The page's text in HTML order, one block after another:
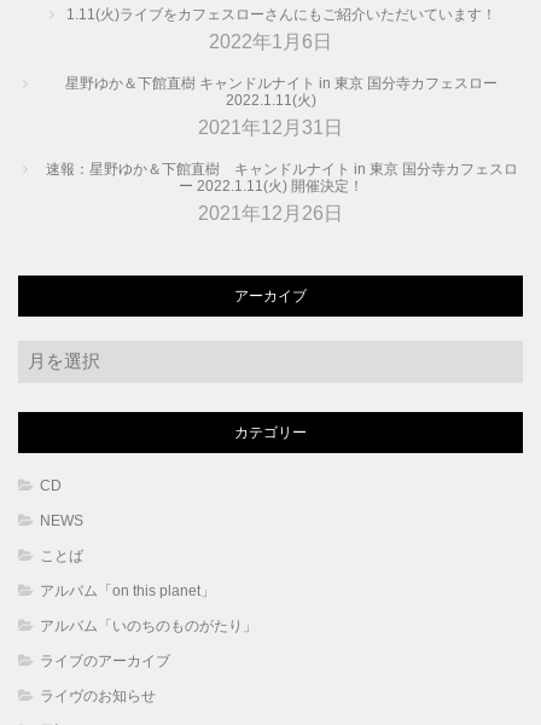
1.11(火)ライブをカフェスローさんにもご紹介いただいています！
2022年1月6日
星野ゆか＆下館直樹 キャンドルナイト in 東京 国分寺カフェスロー
2022.1.11(火)
2021年12月31日
速報：星野ゆか＆下館直樹 キャンドルナイト in 東京 国分寺カフェスロ
ー 2022.1.11(火) 開催決定！
2021年12月26日
アーカイブ
ア
カ
カテゴリー
CD
NEWS
ことば
アルバム「on this planet」
アルバム「いのちのものがたり」
ライブのアーカイブ
ライヴのお知らせ